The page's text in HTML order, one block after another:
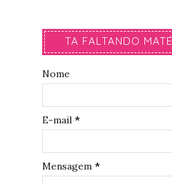
TA FALTANDO
Nome
E-mail *
Mensagem *